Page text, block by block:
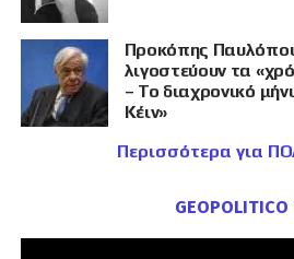
Προκόπης
λιγοστεύουν τα
– Το διαχρονικό
Κέιν»
Περισσότερα για
GEOPOLITICO